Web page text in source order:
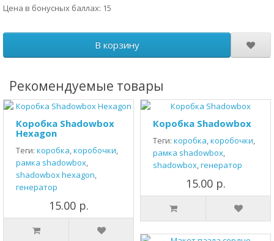
Цена в бонусных баллах: 15
В корзину
Рекомендуемые товары
Коробка Shadowbox
Hexagon
Теги: коробка,коробочки,
рамка shadowbox,
shadowbox hexagon,
генератор
15.00 р.
Коробка Shadowbox
Теги: коробка,коробочки,
рамка shadowbox,
shadowbox,генератор
15.00 р.